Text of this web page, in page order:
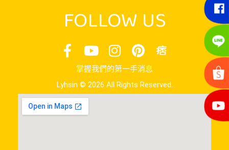
FOLLOW US
掌握我們的第一手消息
Lyhsin © 2026 All Rights Reserved.